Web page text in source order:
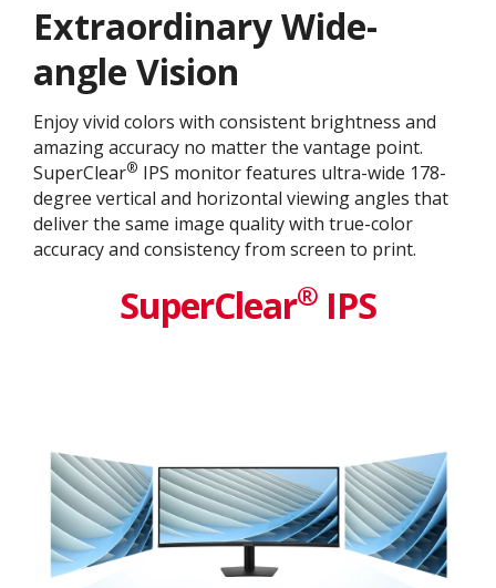
Extraordinary Wide-
angle Vision
Enjoy vivid colors with consistent brightness and
amazing accuracy no matter the vantage point.
SuperClear® IPS monitor features ultra-wide 178-
degree vertical and horizontal viewing angles that
deliver the same image quality with true-color
accuracy and consistency from screen to print.
SuperClear® IPS